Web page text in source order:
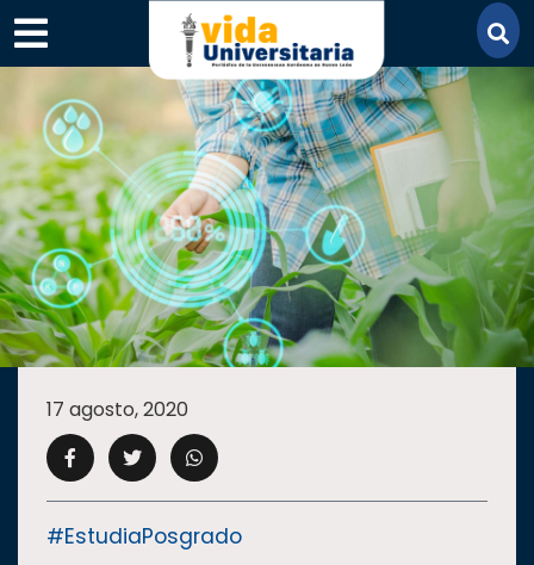
×
SECCIONES
ACADEMIA
CAMPUS UANL
17 agosto, 2020
#EstudiaPosgrado